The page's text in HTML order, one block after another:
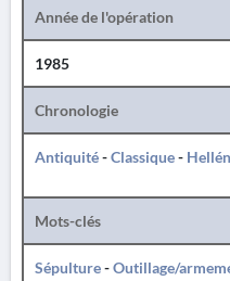
Année de l'opération
1985
Chronologie
Antiquité-Classique-
Mots-clés
Sépulture-Outillage/